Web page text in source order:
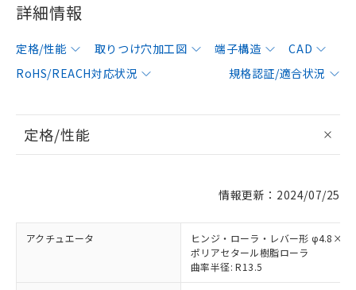
詳細情報
定格/性能 取りつけ穴加工図 端子構造
CAD
RoHS/REACH対応状況
規格認証/適合状況
定格/性能
情報更新：2024/07/25
アクチュエータ
ヒンジ・ローラ・レバー形
ポリアセタール樹脂ローラ
曲率半径: R13.5